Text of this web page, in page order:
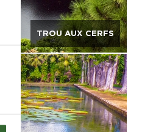
TROU AUX CERFS